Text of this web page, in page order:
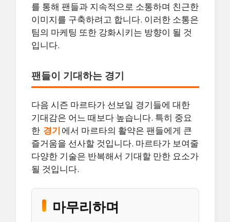
를 통해 팬들과 지속적으로 소통하며 친근한
이미지를 구축하려고 합니다. 이러한 소통은
팀의 마케팅 또한 강화시키는 방향이 될 것
입니다.
팬들이 기대하는 경기
다음 시즌 마르타가 선보일 경기들에 대한
기대감은 어느 때보다 높습니다. 특히 중요
한 경기 에서 마르타의 활약은 팬들에게 큰
즐거움을 선사할 것입니다. 마르타가 보여줄
다양한 기술은 반복해서 기대할 만한 요소가
될 것입니다.
마무리하며